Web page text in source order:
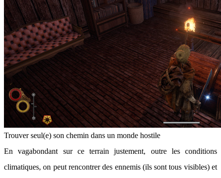
Trouver seul(e) son chemin dans un monde hostile
En vagabondant sur ce terrain justement, outre les conditions
climatiques, on peut rencontrer des ennemis (ils sont tous visibles) et